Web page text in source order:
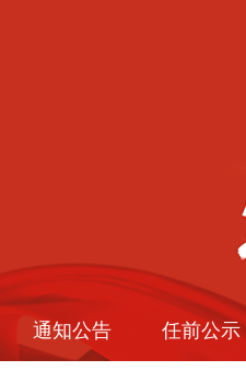
通知公告 任前公示